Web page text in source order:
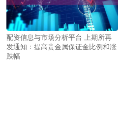
配资信息与市场分析平台 上期所再
发通知：提高贵金属保证金比例和涨
跌幅